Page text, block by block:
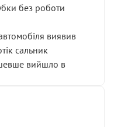
без роботи
виявив
сальник
вийшло в